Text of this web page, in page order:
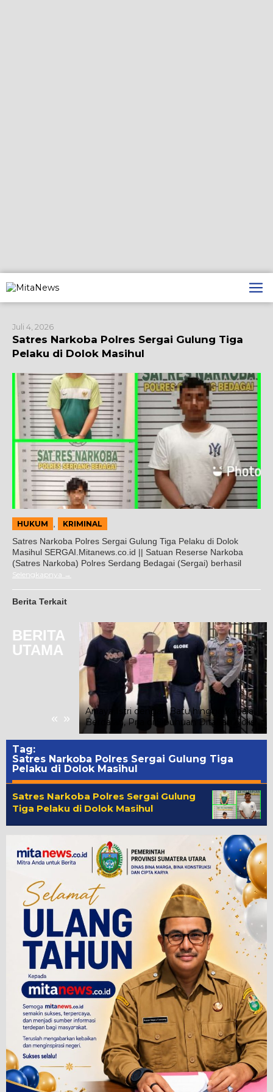
ke
konten
Juli 4, 2026
Satres Narkoba Polres Sergai Gulung Tiga
Pelaku di Dolok Masihul
HUKUM , KRIMINAL
Satres Narkoba Polres Sergai Gulung Tiga Pelaku di Dolok
Masihul SERGAI.Mitanews.co.id || Satuan Reserse Narkoba
(Satres Narkoba) Polres Serdang Bedagai (Sergai) berhasil
Selengkapnya
Berita Terkait
BERITA
UTAMA
« »
Daerah
Aniaya Istri dengan Batu hingga Kepala
Berdarah, Pria di Sibuhuan Ditahan Polisi
Tag:
Satres Narkoba Polres Sergai Gulung Tiga
Pelaku di Dolok Masihul
Satres Narkoba Polres Sergai Gulung
Tiga Pelaku di Dolok Masihul